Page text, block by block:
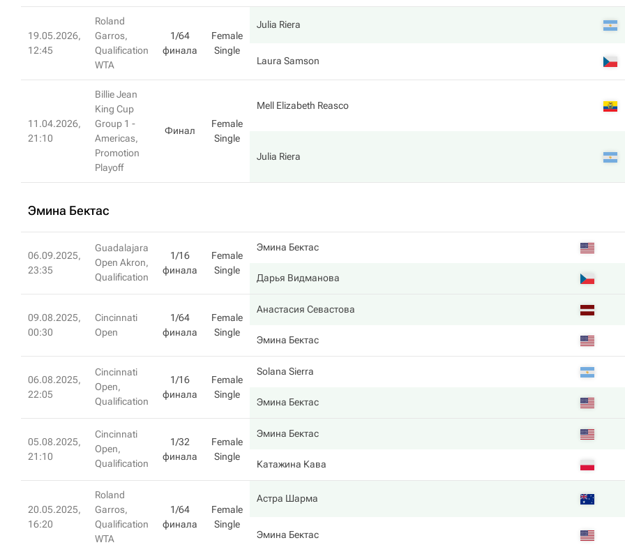
19.05.2026,
12:45
Roland
Garros,
Qualification
WTA
1/64
финала
Female
Single
Julia Riera
Laura Samson
11.04.2026,
21:10
Billie Jean
King Cup
Group 1 -
Americas,
Promotion
Playoff
Финал
Female
Single
Mell Elizabeth Reasco
Julia Riera
Эмина Бектас
06.09.2025,
23:35
Guadalajara
Open Akron,
Qualification
1/16
финала
Female
Single
Эмина Бектас
Дарья Видманова
09.08.2025,
00:30
Cincinnati
Open
1/64
финала
Female
Single
Анастасия Севастова
Эмина Бектас
06.08.2025,
22:05
Cincinnati
Open,
Qualification
1/16
финала
Female
Single
Solana Sierra
Эмина Бектас
05.08.2025,
21:10
Cincinnati
Open,
Qualification
1/32
финала
Female
Single
Эмина Бектас
Катажина Кава
20.05.2025,
16:20
Roland
Garros,
Qualification
WTA
1/64
финала
Female
Single
Астра Шарма
Эмина Бектас